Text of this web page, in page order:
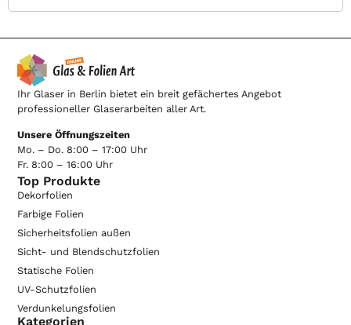
Ihr Glaser in Berlin bietet ein breit gefächertes Angebot
professioneller Glaserarbeiten aller Art.
Unsere Öffnungszeiten
Mo. – Do. 8:00 – 17:00 Uhr
Fr. 8:00 – 16:00 Uhr
Top Produkte
Dekorfolien
Farbige Folien
Sicherheitsfolien außen
Sicht- und Blendschutzfolien
Statische Folien
UV-Schutzfolien
Verdunkelungsfolien
Kategorien